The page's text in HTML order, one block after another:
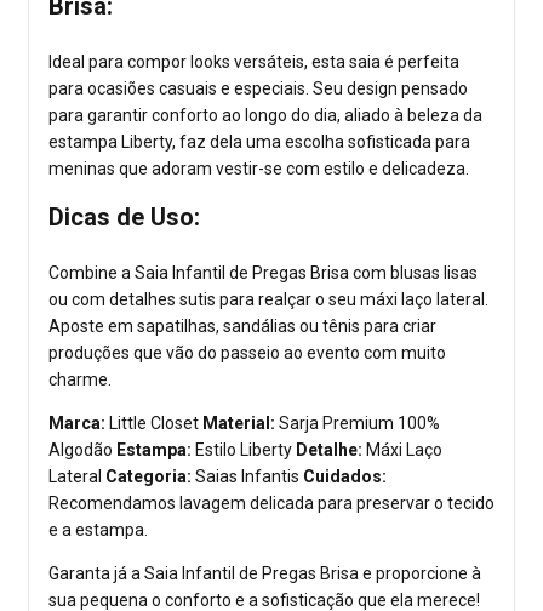
Ideal para compor looks versáteis, esta saia é perfeita
para ocasiões casuais e especiais. Seu design pensado
para garantir conforto ao longo do dia, aliado à beleza da
estampa Liberty, faz dela uma escolha sofisticada para
meninas que adoram vestir-se com estilo e delicadeza.
Dicas de Uso:
Combine a Saia Infantil de Pregas Brisa com blusas lisas
ou com detalhes sutis para realçar o seu máxi laço lateral.
Aposte em sapatilhas, sandálias ou tênis para criar
produções que vão do passeio ao evento com muito
charme.
Marca: Little Closet Material: Sarja Premium 100%
Algodão Estampa: Estilo Liberty Detalhe: Máxi Laço
Lateral Categoria: Saias Infantis Cuidados:
Recomendamos lavagem delicada para preservar o tecido
e a estampa.
Garanta já a Saia Infantil de Pregas Brisa e proporcione à
sua pequena o conforto e a sofisticação que ela merece!